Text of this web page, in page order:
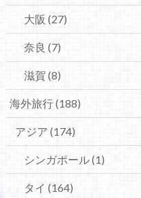
大阪 (27)
奈良 (7)
滋賀 (8)
海外旅行(188)
アジア (174)
シンガポール(1)
タイ (164)